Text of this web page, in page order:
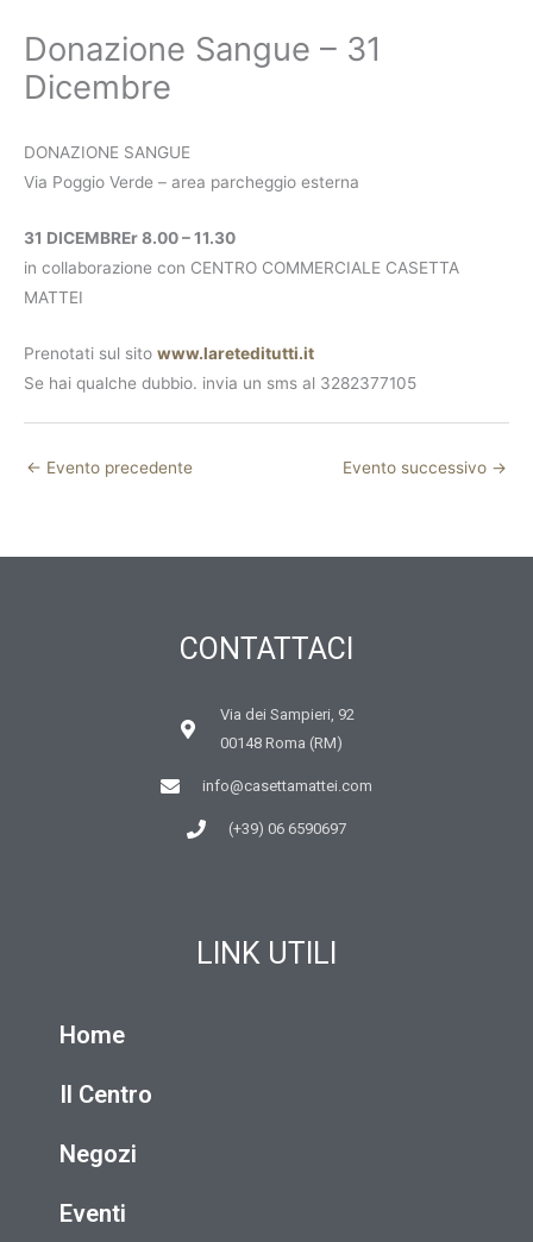
Donazione Sangue – 31
Dicembre
DONAZIONE SANGUE
Via Poggio Verde – area parcheggio esterna
31 DICEMBREr 8.00 – 11.30
in collaborazione con CENTRO COMMERCIALE CASETTA
MATTEI
Prenotati sul sito www.lareteditutti.it
Se hai qualche dubbio. invia un sms al 3282377105
← Evento precedente Evento successivo →
CONTATTACI
Via dei Sampieri, 92
00148 Roma (RM)
info@casettamattei.com
(+39) 06 6590697
LINK UTILI
Home
Il Centro
Negozi
Eventi